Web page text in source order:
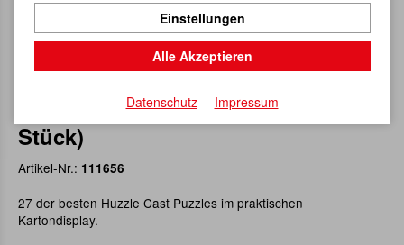
Huzzle Cast Puzzle Display (27
Stück)
Artikel-Nr.: 111656
27 der besten Huzzle Cast Puzzles im praktischen
Kartondisplay.
Einstellungen
Alle Akzeptieren
Datenschutz Impressum